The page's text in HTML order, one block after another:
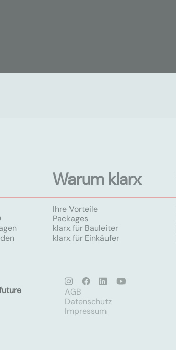
Warum klarx
Ihre Vorteile
Packages
klarx für Bauleiter
klarx für Einkäufer
AGB
Datenschutz
Impressum